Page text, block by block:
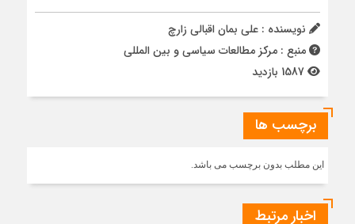
نویسنده : علی بمان اقبالی زارچ
منبع : مرکز مطالعات سیاسی و بین المللی
برچسب ها
این مطلب بدون برچسب می باشد.
اخبار مرتبط